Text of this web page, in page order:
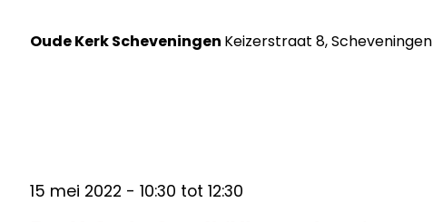
Oude Kerk Scheveningen Keizerstraat 8, Scheveningen
15 mei 2022 - 10:30 tot 12:30